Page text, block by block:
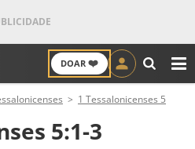
DOAR ❤️
1 Tessalonicenses 5
5:1-3